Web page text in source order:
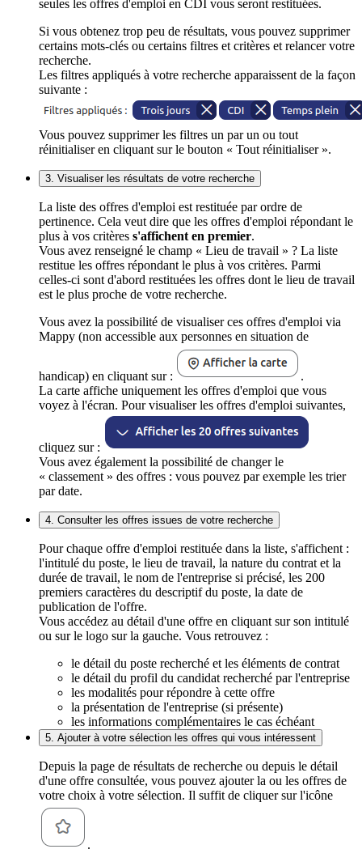
seules les offres d'emploi en CDI vous seront restituées.
Si vous obtenez trop peu de résultats, vous pouvez supprimer
certains mots-clés ou certains filtres et critères et relancer votre
recherche.
Les filtres appliqués à votre recherche apparaissent de la façon
suivante :
Vous pouvez supprimer les filtres un par un ou tout
réinitialiser en cliquant sur le bouton « Tout réinitialiser ».
3. Visualiser les résultats de votre recherche
La liste des offres d'emploi est restituée par ordre de
pertinence. Cela veut dire que les offres d'emploi répondant le
plus à vos critères s'affichent en premier.
Vous avez renseigné le champ « Lieu de travail » ? La liste
restitue les offres répondant le plus à vos critères. Parmi
celles-ci sont d'abord restituées les offres dont le lieu de travail
est le plus proche de votre recherche.
Vous avez la possibilité de visualiser ces offres d'emploi via
Mappy (non accessible aux personnes en situation de
handicap) en cliquant sur :
.
La carte affiche uniquement les offres d'emploi que vous
voyez à l'écran. Pour visualiser les offres d'emploi suivantes,
cliquez sur :
Vous avez également la possibilité de changer le
« classement » des offres : vous pouvez par exemple les trier
par date.
4. Consulter les offres issues de votre recherche
Pour chaque offre d'emploi restituée dans la liste, s'affichent :
l'intitulé du poste, le lieu de travail, la nature du contrat et la
durée de travail, le nom de l'entreprise si précisé, les 200
premiers caractères du descriptif du poste, la date de
publication de l'offre.
Vous accédez au détail d'une offre en cliquant sur son intitulé
ou sur le logo sur la gauche. Vous retrouvez :
le détail du poste recherché et les éléments de contrat
le détail du profil du candidat recherché par l'entreprise
les modalités pour répondre à cette offre
la présentation de l'entreprise (si présente)
les informations complémentaires le cas échéant
5. Ajouter à votre sélection les offres qui vous intéressent
Depuis la page de résultats de recherche ou depuis le détail
d'une offre consultée, vous pouvez ajouter la ou les offres de
votre choix à votre sélection. Il suffit de cliquer sur l'icône
.